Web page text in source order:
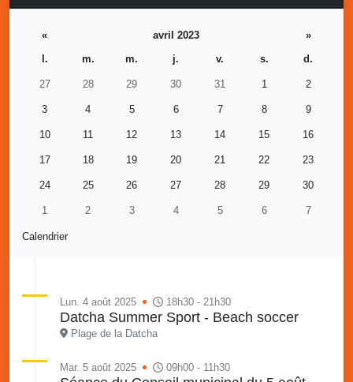
Calendrier
« avril 2023
»
l.
m. m. j. v. s. d.
27 28 29 30 31 1 2
3 4 5 6 7 8 9
10 11 12 13 14 15 16
17 18 19 20 21 22 23
24 25 26 27 28 29 30
1 2 3 4 5 6 7
Lun. 4 août 2025 18h30 - 21h30
Datcha Summer Sport - Beach soccer
Plage de la Datcha
Mar. 5 août 2025 09h00 - 11h30